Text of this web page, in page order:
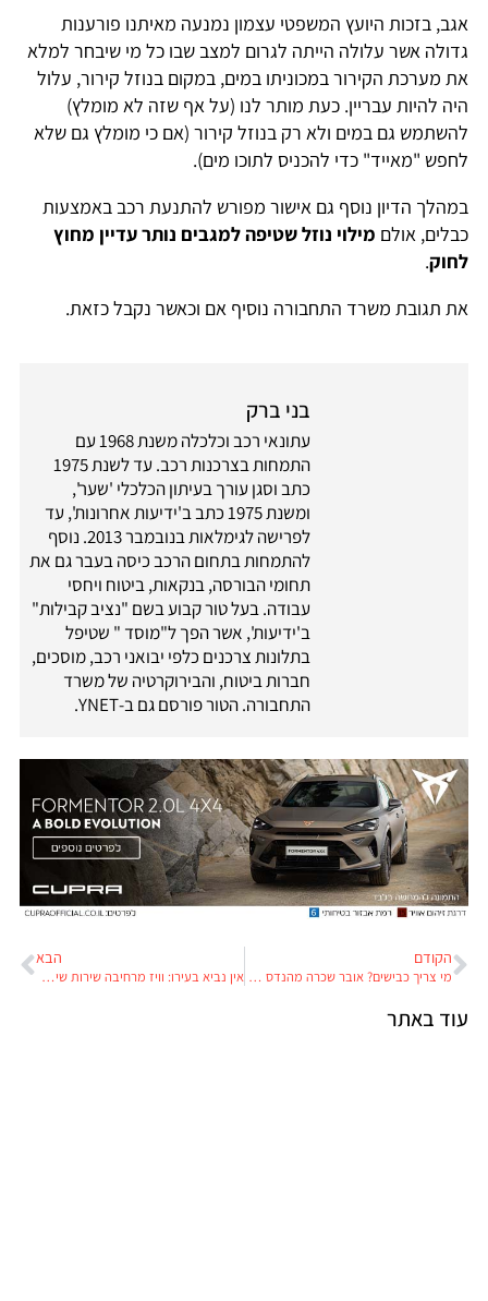
אגב, בזכות היועץ המשפטי עצמון נמנעה מאיתנו פורענות
גדולה אשר עלולה הייתה לגרום למצב שבו כל מי שיבחר למלא
את מערכת הקירור במכוניתו במים, במקום בנוזל קירור, עלול
היה להיות עבריין. כעת מותר לנו (על אף שזה לא מומלץ)
להשתמש גם במים ולא רק בנוזל קירור (אם כי מומלץ גם שלא
לחפש "מאייד" כדי להכניס לתוכו מים).
במהלך הדיון נוסף גם אישור מפורש להתנעת רכב באמצעות
כבלים, אולם מילוי נוזל שטיפה למגבים נותר עדיין מחוץ
לחוק.
את תגובת משרד התחבורה נוסיף אם וכאשר נקבל כזאת.
בני ברק
עתונאי רכב וכלכלה משנת 1968 עם
התמחות בצרכנות רכב. עד לשנת 1975
כתב וסגן עורך בעיתון הכלכלי 'שער',
ומשנת 1975 כתב ב'ידיעות אחרונות', עד
לפרישה לגימלאות בנובמבר 2013. נוסף
להתמחות בתחום הרכב כיסה בעבר גם את
תחומי הבורסה, בנקאות, ביטוח ויחסי
עבודה. בעל טור קבוע בשם "נציב קבילות"
ב'ידיעות', אשר הפך ל"מוסד " שטיפל
בתלונות צרכנים כלפי יבואני רכב, מוסכים,
חברות ביטוח, והבירוקרטיה של משרד
התחבורה. הטור פורסם גם ב-YNET.
הקודם
מי צריך כבישים? אובר שכרה מהנדס נאס"א כדי לפתח מונית מעופפת
הבא
אין נביא בעירו: וויז מרחיבה שירות שיתופי בקליפורניה
עוד באתר